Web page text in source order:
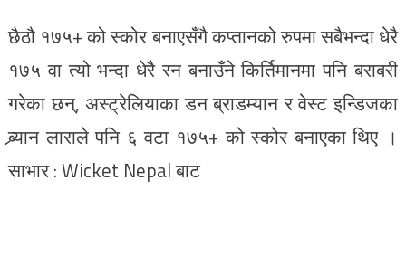
छैठौ १७५+ को स्कोर बनाएसँगै कप्तानको रुपमा सबैभन्दा धेरै
१७५ वा त्यो भन्दा धेरै रन बनाउँने किर्तिमानमा पनि बराबरी
गरेका छन्, अस्ट्रेलियाका डन ब्राडम्यान र वेस्ट इन्डिजका
ब्र्यान लाराले पनि ६ वटा १७५+ को स्कोर बनाएका थिए ।
साभार : Wicket Nepal बाट